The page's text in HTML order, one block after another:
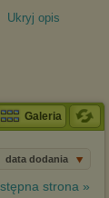
Ukryj opis
Galeria
data dodania
strona »